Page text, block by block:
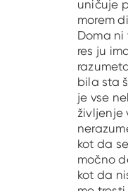
uničuje
morem
Doma ni
res ju
bila sta
je vse
življenje
kot da
močno
kot da